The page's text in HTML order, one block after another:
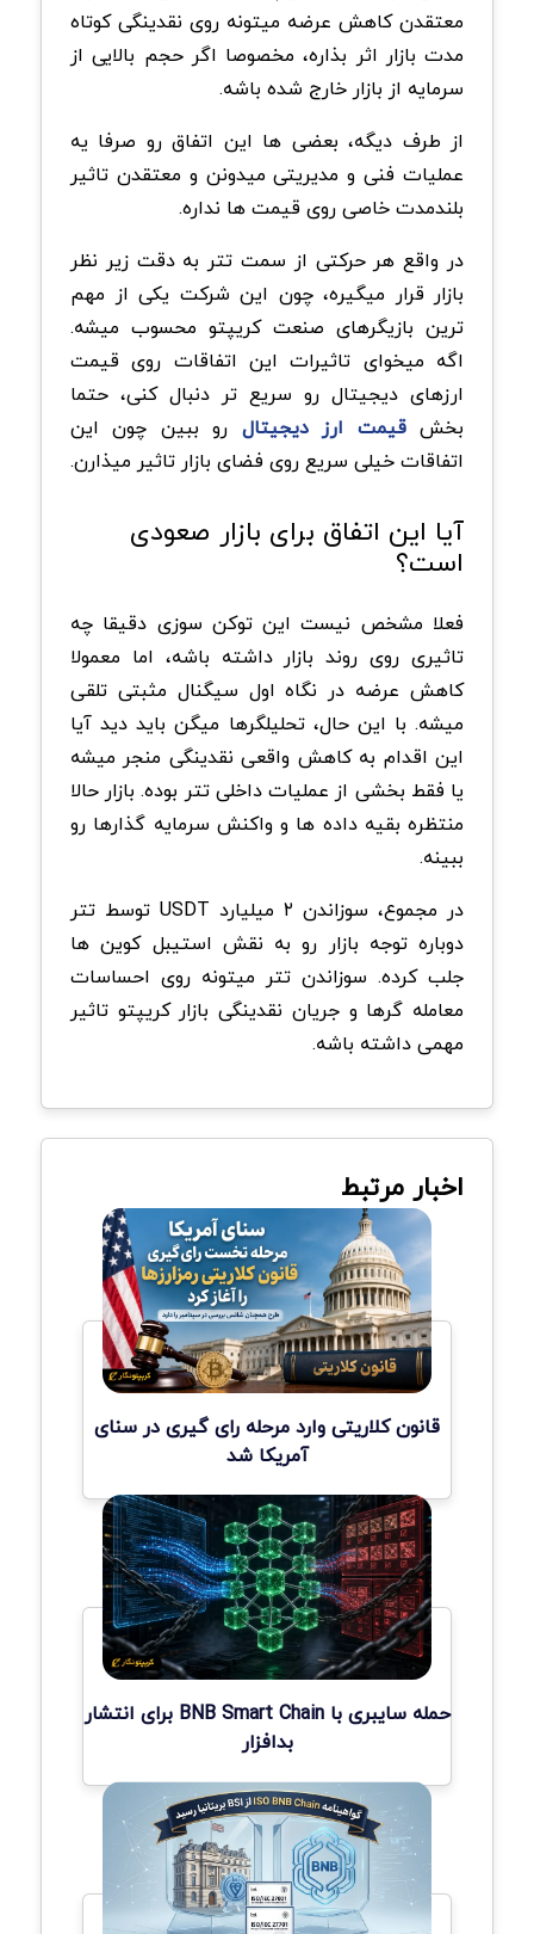
معتقدن کاهش عرضه میتونه روی نقدینگی کوتاه
مدت بازار اثر بذاره، مخصوصا اگر حجم بالایی از
سرمایه از بازار خارج شده باشه.
از طرف دیگه، بعضی ها این اتفاق رو صرفا یه
عملیات فنی و مدیریتی میدونن و معتقدن تاثیر
بلندمدت خاصی روی قیمت ها نداره.
در واقع هر حرکتی از سمت تتر به دقت زیر نظر
بازار قرار میگیره، چون این شرکت یکی از مهم
ترین بازیگرهای صنعت کریپتو محسوب میشه.
اگه میخوای تاثیرات این اتفاقات روی قیمت
ارزهای دیجیتال رو سریع تر دنبال کنی، حتما
بخشقیمت ارز دیجیتال رو ببین چون این
اتفاقات خیلی سریع روی فضای بازار تاثیر میذارن.
آیا این اتفاق برای بازار صعودی
است؟
فعلا مشخص نیست این توکن سوزی دقیقا چه
تاثیری روی روند بازار داشته باشه، اما معمولا
کاهش عرضه در نگاه اول سیگنال مثبتی تلقی
میشه. با این حال، تحلیلگرها میگن باید دید آیا
این اقدام به کاهش واقعی نقدینگی منجر میشه
یا فقط بخشی از عملیات داخلی تتر بوده. بازار حالا
منتظره بقیه داده ها و واکنش سرمایه گذارها رو
ببینه.
در مجموع، سوزاندن ۲ میلیارد USDT توسط تتر
دوباره توجه بازار رو به نقش استیبل کوین ها
جلب کرده. سوزاندن تتر میتونه روی احساسات
معامله گرها و جریان نقدینگی بازار کریپتو تاثیر
مهمی داشته باشه.
اخبار مرتبط
قانون کلاریتی وارد مرحله رای گیری در سنای
آمریکا شد
حمله سایبری با BNB Smart Chain برای انتشار
بدافزار